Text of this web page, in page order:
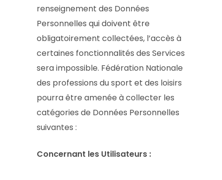
renseignement des Données
Personnelles qui doivent être
obligatoirement collectées, l’accès à
certaines fonctionnalités des Services
sera impossible. Fédération Nationale
des professions du sport et des loisirs
pourra être amenée à collecter les
catégories de Données Personnelles
suivantes :
Concernant les Utilisateurs :